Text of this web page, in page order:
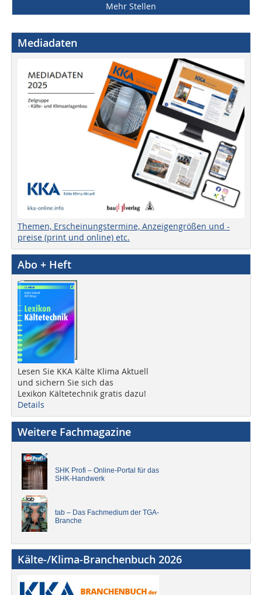
Mehr Stellen
Mediadaten
Themen, Erscheinungstermine, Anzeigengrößen und -
preise (print und online) etc.
Abo + Heft
Lesen Sie KKA Kälte Klima Aktuell
und sichern Sie sich das
Lexikon Kältetechnik gratis dazu!
Details
Weitere Fachmagazine
SHK Profi – Online-Portal für das
SHK-Handwerk
tab – Das Fachmedium der TGA-
Branche
Kälte-/Klima-Branchenbuch 2026